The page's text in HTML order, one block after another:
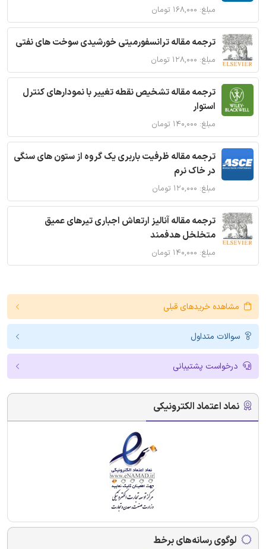
مبلغ: ۱۶۸,۰۰۰ تومان
ترجمه مقاله ترانسفورمیتی خورشیدی سوخت های نفتی
مبلغ: ۱۲۸,۰۰۰ تومان
ترجمه مقاله تشخیص نقطه تغییر با نمودارهای کنترل
استوار
مبلغ: ۱۴۰,۰۰۰ تومان
ترجمه مقاله ظرفیت باربری یک گروه از ستون های سنگی
در خاک نرم
مبلغ: ۱۲۰,۰۰۰ تومان
ترجمه مقاله آنالیز ارتعاش اجباری تیرهای عمیق
متخلخل هدفمند
مبلغ: ۱۴۰,۰۰۰ تومان
مشاهده خریدهای قبلی
سوالات متداول
درخواست پشتیبانی
نماد اعتماد الکترونیکی
لوگوی رسانه‌های برخط